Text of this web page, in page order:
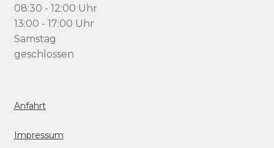
08:30 - 12:00 Uhr
13:00 - 17:00 Uhr
Samstag
geschlossen
Anfahrt
Impressum